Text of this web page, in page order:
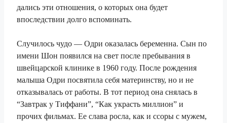
дались эти отношения, о которых она будет
впоследствии долго вспоминать.
Случилось чудо — Одри оказалась беременна. Сын по
имени Шон появился на свет после пребывания в
швейцарской клинике в 1960 году. После рождения
малыша Одри посвятила себя материнству, но и не
отказывалась от работы. В тот период она снялась в
“Завтрак у Тиффани”, “Как украсть миллион” и
прочих фильмах. Ее слава росла, как и ссоры с мужем,